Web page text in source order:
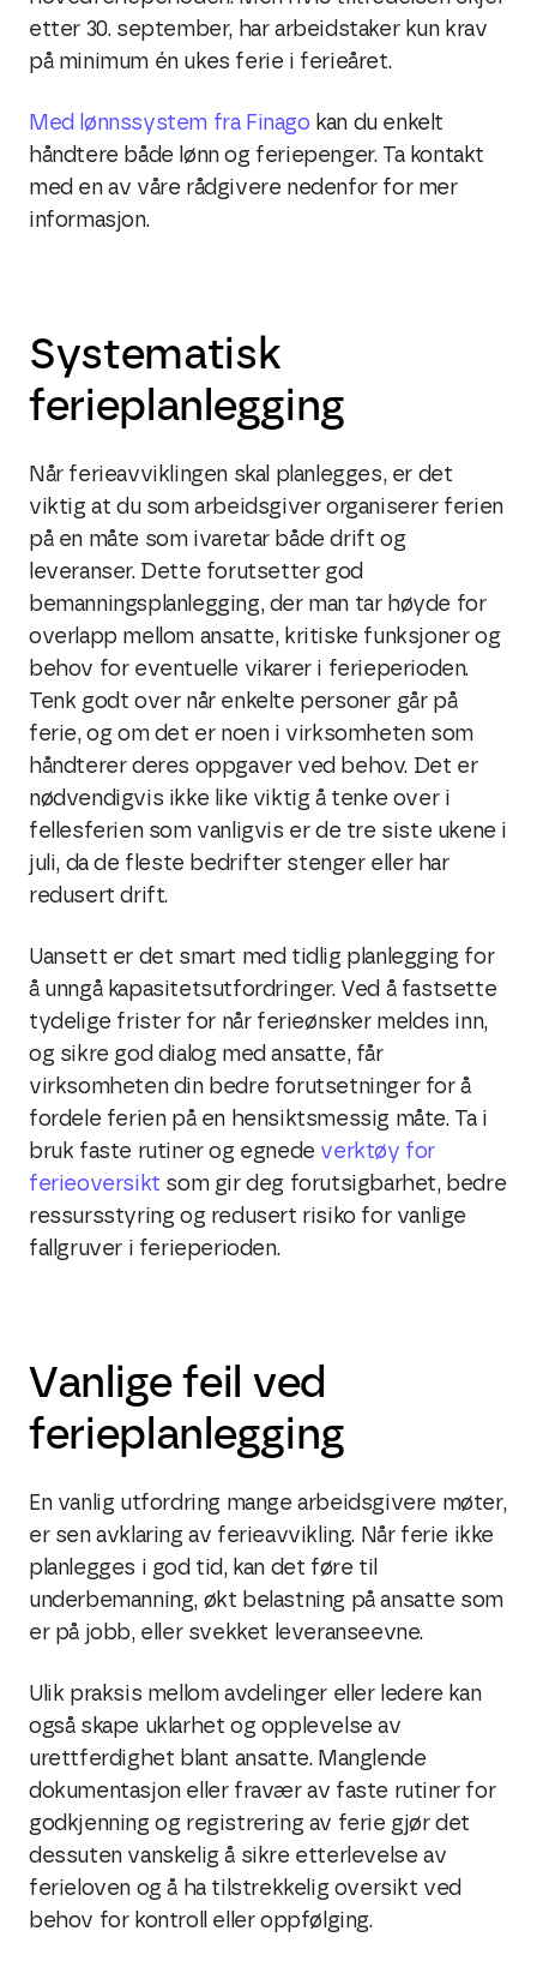
etter 30. september, har arbeidstaker kun krav
på minimum én ukes ferie i ferieåret.
Med lønnssystem fra Finago kan du enkelt
håndtere både lønn og feriepenger. Ta kontakt
med en av våre rådgivere nedenfor for mer
informasjon.
Systematisk
ferieplanlegging
Når ferieavviklingen skal planlegges, er det
viktig at du som arbeidsgiver organiserer ferien
på en måte som ivaretar både drift og
leveranser. Dette forutsetter god
bemanningsplanlegging, der man tar høyde for
overlapp mellom ansatte, kritiske funksjoner og
behov for eventuelle vikarer i ferieperioden.
Tenk godt over når enkelte personer går på
ferie, og om det er noen i virksomheten som
håndterer deres oppgaver ved behov. Det er
nødvendigvis ikke like viktig å tenke over i
fellesferien som vanligvis er de tre siste ukene i
juli, da de fleste bedrifter stenger eller har
redusert drift.
Uansett er det smart med tidlig planlegging for
å unngå kapasitetsutfordringer. Ved å fastsette
tydelige frister for når ferieønsker meldes inn,
og sikre god dialog med ansatte, får
virksomheten din bedre forutsetninger for å
fordele ferien på en hensiktsmessig måte. Ta i
bruk faste rutiner og egnede verktøy for
ferieoversikt som gir deg forutsigbarhet, bedre
ressursstyring og redusert risiko for vanlige
fallgruver i ferieperioden.
Vanlige feil ved
ferieplanlegging
En vanlig utfordring mange arbeidsgivere møter,
er sen avklaring av ferieavvikling. Når ferie ikke
planlegges i god tid, kan det føre til
underbemanning, økt belastning på ansatte som
er på jobb, eller svekket leveranseevne.
Ulik praksis mellom avdelinger eller ledere kan
også skape uklarhet og opplevelse av
urettferdighet blant ansatte. Manglende
dokumentasjon eller fravær av faste rutiner for
godkjenning og registrering av ferie gjør det
dessuten vanskelig å sikre etterlevelse av
ferieloven og å ha tilstrekkelig oversikt ved
behov for kontroll eller oppfølging.